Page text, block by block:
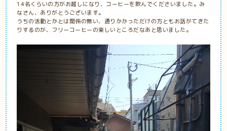
14名くらいの方がお越しになり、コーヒーを飲んでくださいました。み
なさん、ありがとうございます。
うちの活動とかとは関係の無い、通りかかっただけの方ともお話がてきた
りするのが、フリーコーヒーの楽しいところだなあと思いました。